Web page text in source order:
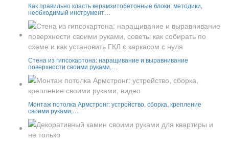
Как правильно класть керамзитобетонные блоки: методики,
необходимый инструмент…
Стена из гипсокартона: наращивание и выравнивание
поверхности своими руками,…
Монтаж потолка Армстронг: устройство, сборка, крепление
своими руками,…